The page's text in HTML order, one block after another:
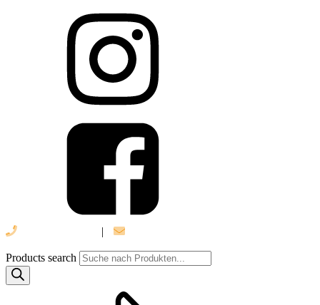
|
Products search